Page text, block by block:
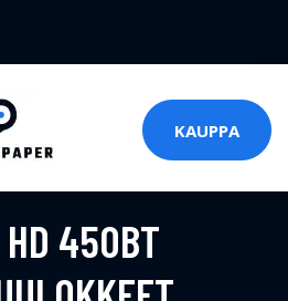
KAUPPA
HD 450BT